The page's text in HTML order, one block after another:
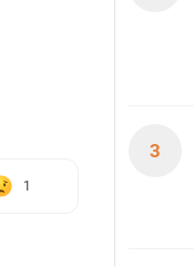
1
3